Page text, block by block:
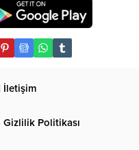
İletişim
Gizlilik Politikası